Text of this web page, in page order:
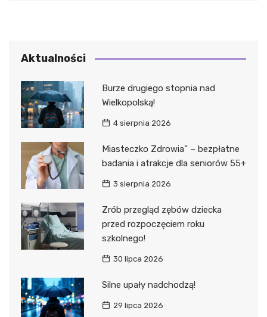
Aktualności
Burze drugiego stopnia nad
Wielkopolską!
4 sierpnia 2026
Miasteczko Zdrowia” – bezpłatne
badania i atrakcje dla seniorów 55+
3 sierpnia 2026
Zrób przegląd zębów dziecka
przed rozpoczęciem roku
szkolnego!
30 lipca 2026
Silne upały nadchodzą!
29 lipca 2026